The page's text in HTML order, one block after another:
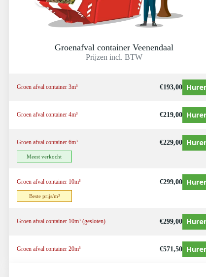
Groenafval container Veenendaal
Prijzen incl. BTW
Groen afval container 3m³ €193,00
Groen afval container 4m³ €219,00
Groen afval container 6m³ €229,00
Meest verkocht
Groen afval container 10m³ €299,00
Beste prijs/m³
Groen afval container 10m³ (gesloten) €299,00
Groen afval container 20m³ €571,50